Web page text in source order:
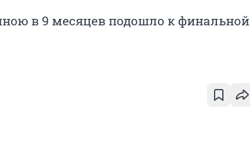
в 9 месяцев подошло к финальной